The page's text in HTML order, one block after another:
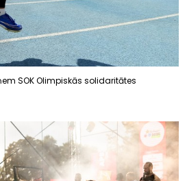
SOK Olimpiskās solidaritātes